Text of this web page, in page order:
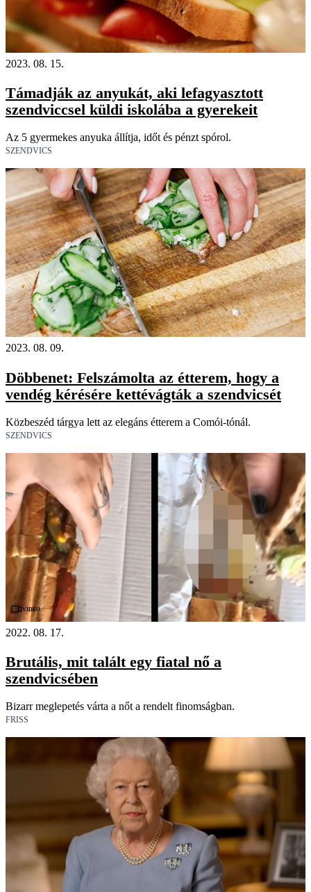
2023. 08. 15.
Támadják az anyukát, aki lefagyasztott
szendviccsel küldi iskolába a gyerekeit
Az 5 gyermekes anyuka állítja, időt és pénzt spórol.
SZENDVICS
2023. 08. 09.
Döbbenet: Felszámolta az étterem, hogy a
vendég kérésére kettévágták a szendvicsét
Közbeszéd tárgya lett az elegáns étterem a Comói-tónál.
SZENDVICS
Videó
2022. 08. 17.
Brutális, mit talált egy fiatal nő a
szendvicsében
Bizarr meglepetés várta a nőt a rendelt finomságban.
FRISS